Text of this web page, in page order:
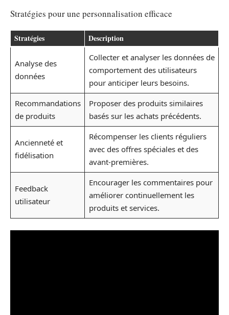
Stratégies pour une personnalisation efficace
Stratégies Description
Analyse des
données
Collecter et analyser les données de
comportement des utilisateurs
pour anticiper leurs besoins.
Recommandations
de produits
Proposer des produits similaires
basés sur les achats précédents.
Ancienneté et
fidélisation
Récompenser les clients réguliers
avec des offres spéciales et des
avant-premières.
Feedback
utilisateur
Encourager les commentaires pour
améliorer continuellement les
produits et services.